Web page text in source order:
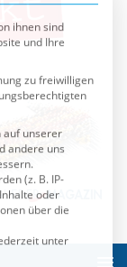
zu freiwilligen
unserer
andere uns
(z. B. IP-
über die
unter
die eine